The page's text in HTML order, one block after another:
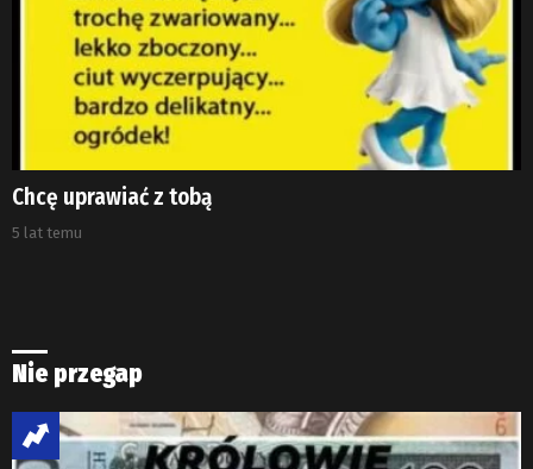
Chcę uprawiać z tobą
5 lat temu
Nie przegap